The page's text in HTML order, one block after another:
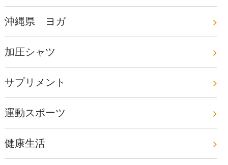
沖縄県 ヨガ
加圧シャツ
サプリメント
運動スポーツ
健康生活